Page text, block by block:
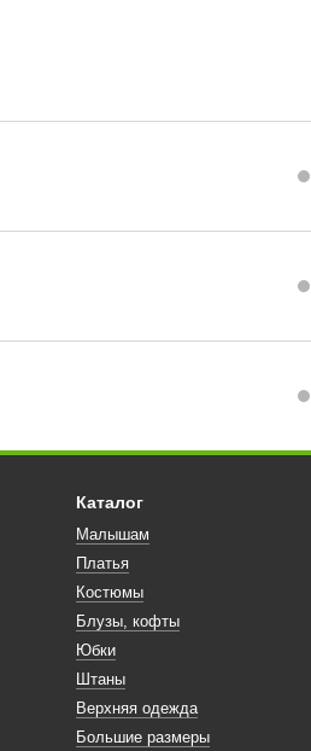
Каталог
Малышам
Платья
Костюмы
Блузы, кофты
Юбки
Штаны
Верхняя одежда
Большие размеры